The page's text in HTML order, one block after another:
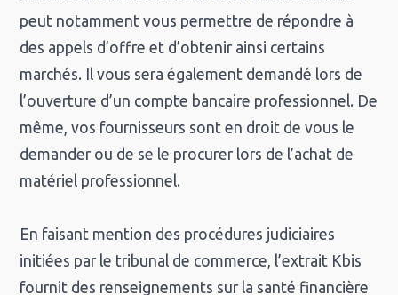
peut notamment vous permettre de répondre à
des appels d’offre et d’obtenir ainsi certains
marchés. Il vous sera également demandé lors de
l’ouverture d’un compte bancaire professionnel. De
même, vos fournisseurs sont en droit de vous le
demander ou de se le procurer lors de l’achat de
matériel professionnel.
En faisant mention des procédures judiciaires
initiées par le tribunal de commerce, l’extrait Kbis
fournit des renseignements sur la santé financière